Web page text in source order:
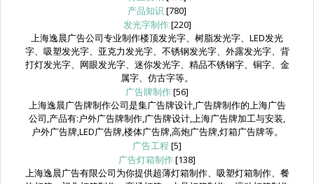
产品知识 [780]
发光字制作[220]
上海逸晨广告公司专业制作楼顶发光字、树脂发光字、LED发光
字、吸塑发光字、亚克力发光字、不锈钢发光字、外露发光字、背
打灯发光字、网眼发光字、迷你发光字、精品不锈钢字、铜字、金
属字、仿古字等。
广告牌制作[56]
上海逸晨广告牌制作公司是集广告牌设计,广告牌制作的上海广告
公司,产品有:户外广告牌制作,广告牌设计,上海广告牌加工与安装,
户外广告牌,LED广告牌,楼体广告牌,高炮广告牌,灯箱广告牌等。
广告工程 [5]
广告灯箱制作[138]
上海逸晨广告有限公司为你提供超薄灯箱制作、吸塑灯箱制作、餐